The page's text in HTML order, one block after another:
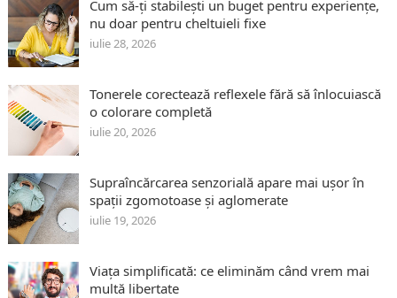
Cum să-ți stabilești un buget pentru experiențe,
nu doar pentru cheltuieli fixe
iulie 28, 2026
Tonerele corectează reflexele fără să înlocuiască
o colorare completă
iulie 20, 2026
Supraîncărcarea senzorială apare mai ușor în
spații zgomotoase și aglomerate
iulie 19, 2026
Viața simplificată: ce eliminăm când vrem mai
multă libertate